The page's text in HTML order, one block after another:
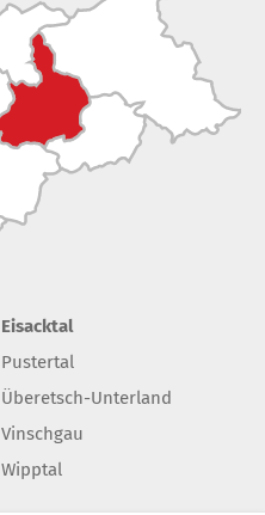
Eisacktal
Pustertal
Überetsch-Unterland
Vinschgau
Wipptal